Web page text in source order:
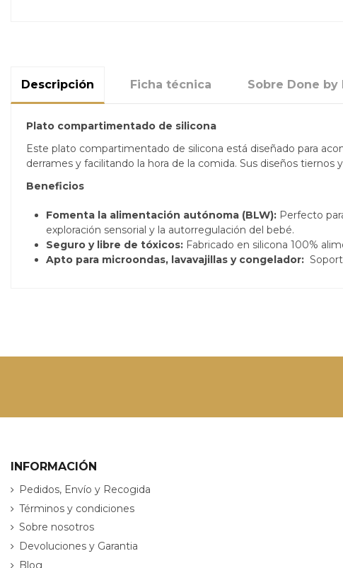
Descripción Ficha técnica Sobre Done by
Plato compartimentado de silicona
Este plato compartimentado de silicona está diseñado para
derrames y facilitando la hora de la comida. Sus diseños
Beneficios
Fomenta la alimentación autónoma (BLW): Perfecto
exploración sensorial y la autorregulación del bebé.
Seguro y libre de tóxicos: Fabricado en silicona 100%
Apto para microondas, lavavajillas y congelador:
INFORMACIÓN
Pedidos, Envío y Recogida
Términos y condiciones
Sobre nosotros
Devoluciones y Garantia
Blog